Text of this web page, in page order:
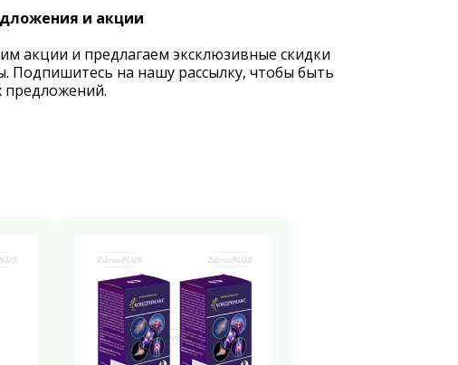
и акции
акции и предлагаем эксклюзивные скидки
Подпишитесь на нашу рассылку, чтобы быть
предложений.